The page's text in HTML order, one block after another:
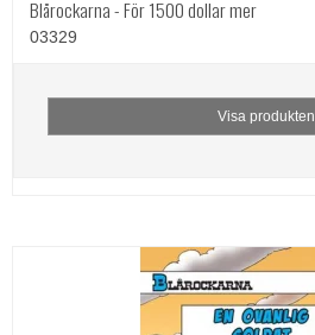
Blårockarna - För 1500 dollar mer
03329
Visa produkten